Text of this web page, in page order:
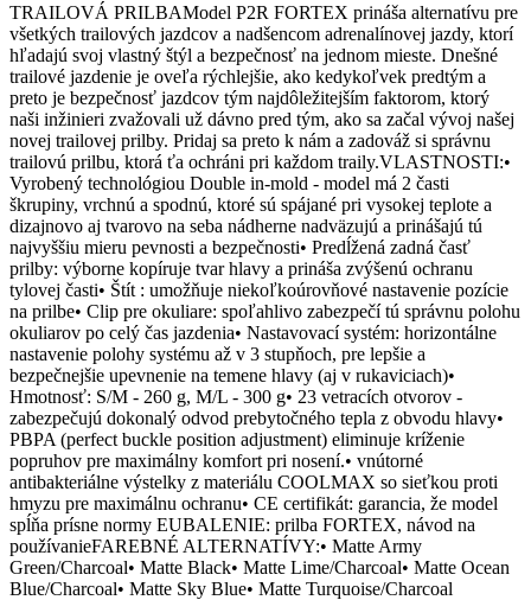
TRAILOVÁ PRILBAModel P2R FORTEX prináša alternatívu pre
všetkých trailových jazdcov a nadšencom adrenalínovej jazdy, ktorí
hľadajú svoj vlastný štýl a bezpečnosť na jednom mieste. Dnešné
trailové jazdenie je oveľa rýchlejšie, ako kedykoľvek predtým a
preto je bezpečnosť jazdcov tým najdôležitejším faktorom, ktorý
naši inžinieri zvažovali už dávno pred tým, ako sa začal vývoj našej
novej trailovej prilby. Pridaj sa preto k nám a zadováž si správnu
trailovú prilbu, ktorá ťa ochráni pri každom traily.VLASTNOSTI:•
Vyrobený technológiou Double in-mold - model má 2 časti
škrupiny, vrchnú a spodnú, ktoré sú spájané pri vysokej teplote a
dizajnovo aj tvarovo na seba nádherne nadväzujú a prinášajú tú
najvyššiu mieru pevnosti a bezpečnosti• Predĺžená zadná časť
prilby: výborne kopíruje tvar hlavy a prináša zvýšenú ochranu
tylovej časti• Štít : umožňuje niekoľkoúrovňové nastavenie pozície
na prilbe• Clip pre okuliare: spoľahlivo zabezpečí tú správnu polohu
okuliarov po celý čas jazdenia• Nastavovací systém: horizontálne
nastavenie polohy systému až v 3 stupňoch, pre lepšie a
bezpečnejšie upevnenie na temene hlavy (aj v rukaviciach)•
Hmotnosť: S/M - 260 g, M/L - 300 g• 23 vetracích otvorov -
zabezpečujú dokonalý odvod prebytočného tepla z obvodu hlavy•
PBPA (perfect buckle position adjustment) eliminuje kríženie
popruhov pre maximálny komfort pri nosení.• vnútorné
antibakteriálne výstelky z materiálu COOLMAX so sieťkou proti
hmyzu pre maximálnu ochranu• CE certifikát: garancia, že model
spĺňa prísne normy EUBALENIE: prilba FORTEX, návod na
používanieFAREBNÉ ALTERNATÍVY:• Matte Army
Green/Charcoal• Matte Black• Matte Lime/Charcoal• Matte Ocean
Blue/Charcoal• Matte Sky Blue• Matte Turquoise/Charcoal